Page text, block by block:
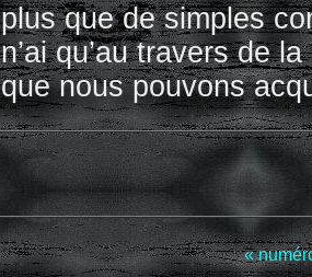
plus que de simples
n’ai qu’au travers de
que nous pouvons
«